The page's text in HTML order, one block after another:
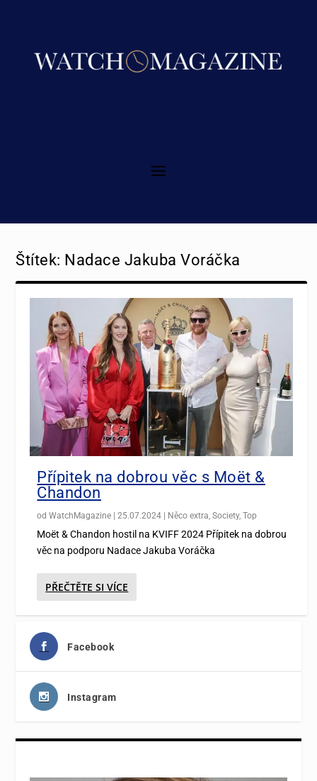
Štítek: Nadace Jakuba Voráčka
Přípitek na dobrou věc s Moët &
Chandon
odWatchMagazine |25.07.2024 | Něco extra,Society,Top
Moët & Chandon hostil na KVIFF 2024 Přípitek na dobrou
věc na podporu Nadace Jakuba Voráčka
PŘEČTĚTE SI VÍCE
Facebook
Instagram